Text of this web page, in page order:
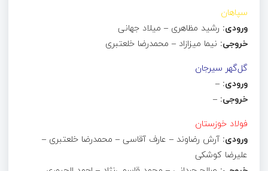
سپاهان
ورودی: رشید مظاهری – میلاد جهانی
خروجی: نیما میزازاد – محمدرضا خلعتبری
گل‌گهر سیرجان
ورودی: –
خروجی: –
فولاد خوزستان
ورودی: آرش رضاوند – عارف آقاسی – محمدرضا خلعتبری –
علیرضا کوشکی